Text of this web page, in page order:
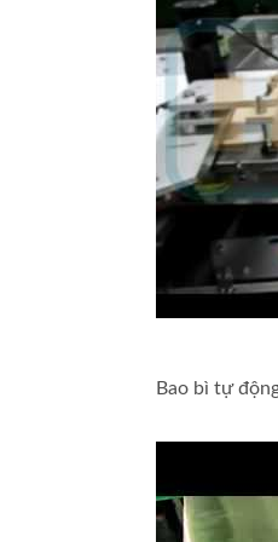
Bao bì tự